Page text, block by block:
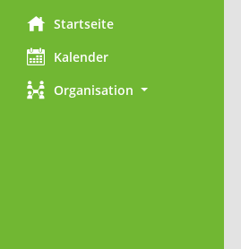
Startseite
Kalender
Organisation